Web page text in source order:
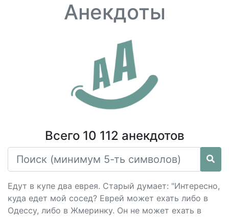
Анекдоты
Всего 10 112 анекдотов
Едут в купе два еврея. Старый думает: "Интересно,
куда едет мой сосед? Еврей может ехать либо в
Одессу, либо в Жмеринку. Он не может ехать в